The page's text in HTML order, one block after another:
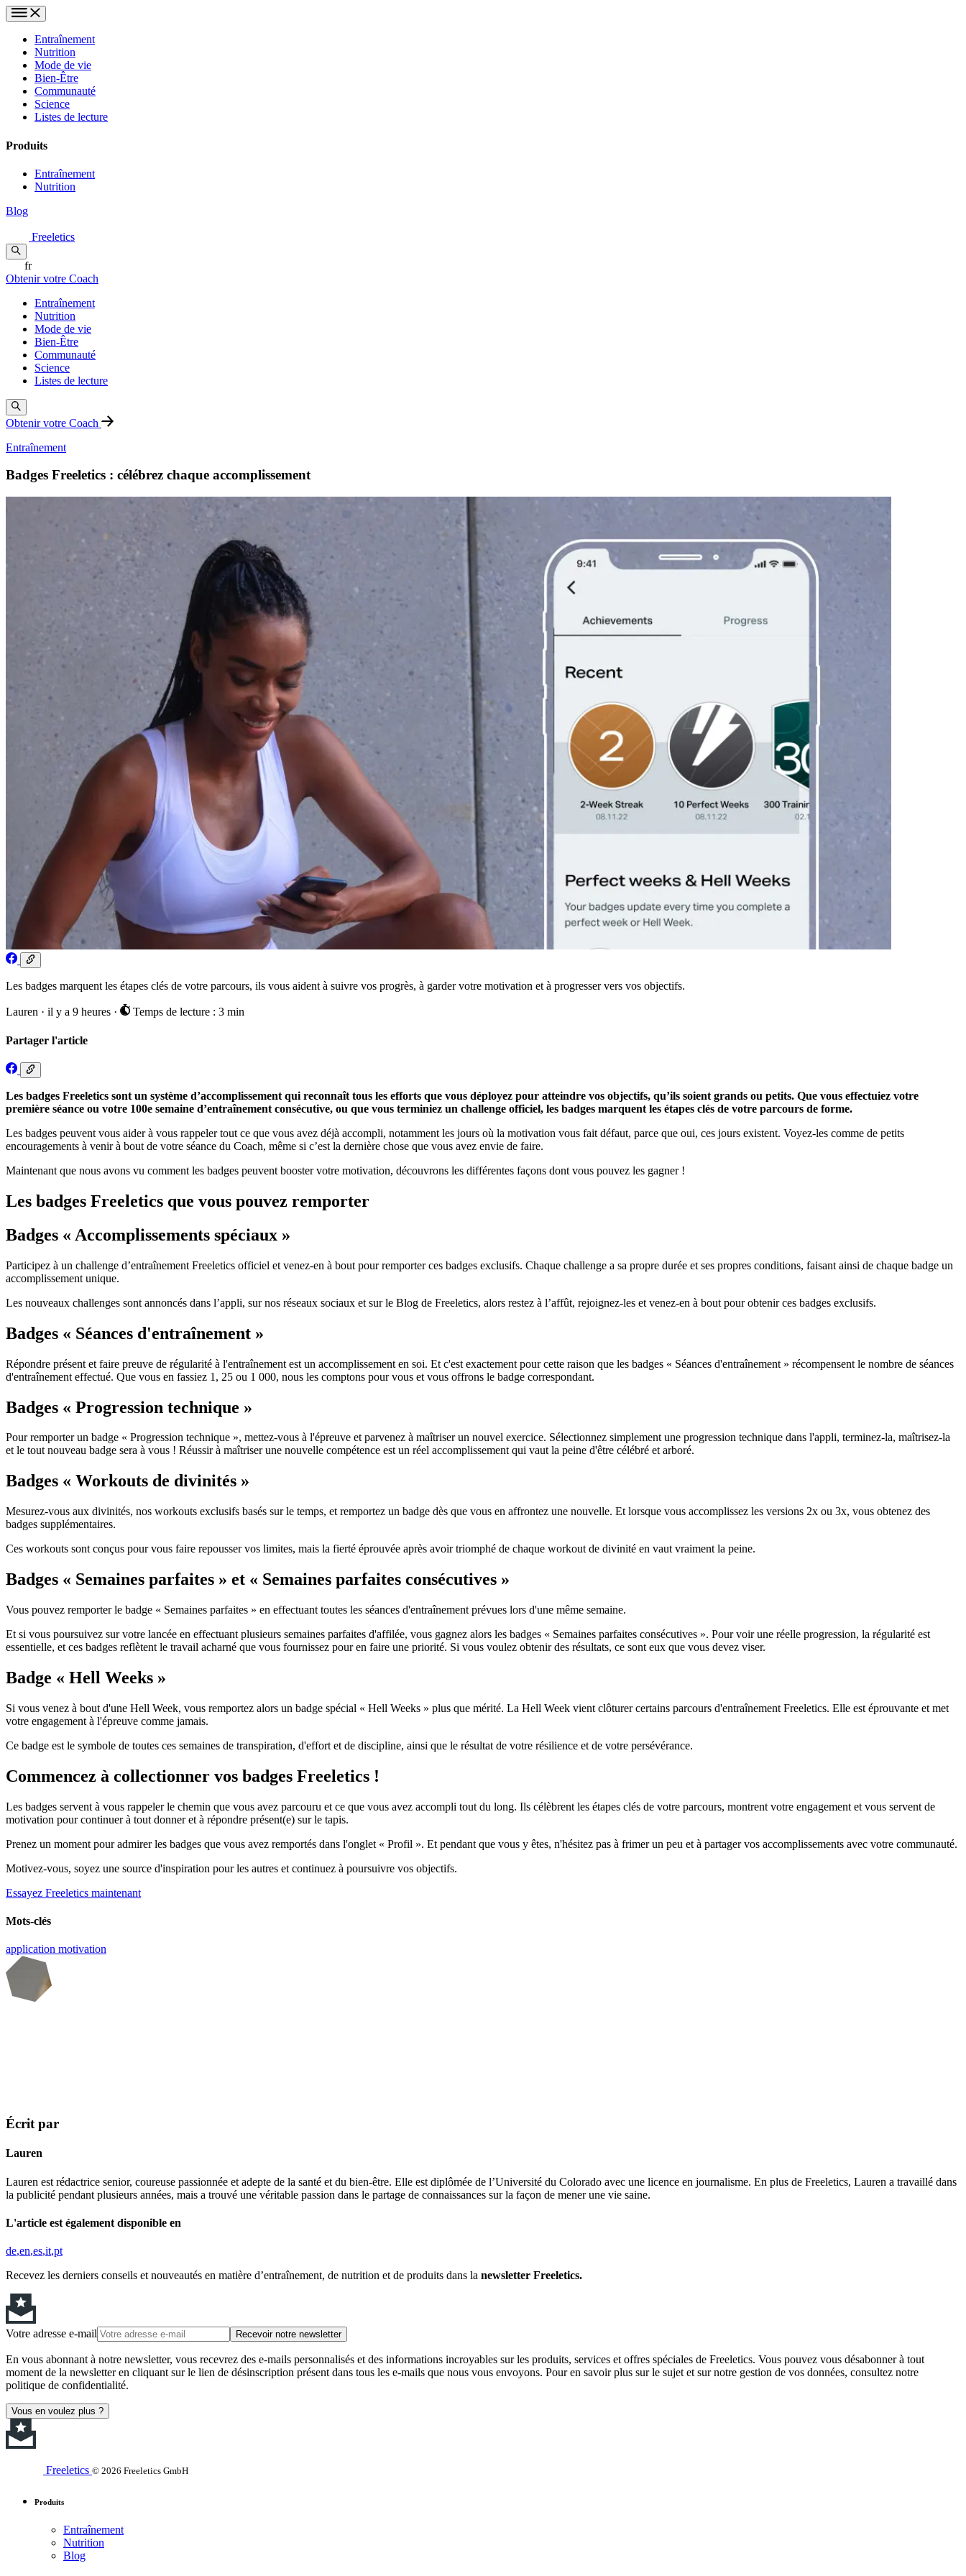
Entraînement
Nutrition
Mode de vie
Bien-Être
Communauté
Science
Listes de lecture
Produits
Entraînement
Nutrition
Blog
Freeletics
fr
Obtenir votre Coach
Entraînement
Nutrition
Mode de vie
Bien-Être
Communauté
Science
Listes de lecture
Obtenir votre Coach
Entraînement
Badges Freeletics : célébrez chaque accomplissement
Les badges marquent les étapes clés de votre parcours, ils vous aident à suivre vos progrès, à garder votre motivation et à progresser vers vos objectifs.
Lauren · il y a 9 heures · Temps de lecture : 3 min
Partager l'article
Les badges Freeletics sont un système d’accomplissement qui reconnaît tous les efforts que vous déployez pour atteindre vos objectifs, qu’ils soient grands ou petits. Que vous effectuiez votre
première séance ou votre 100e semaine d’entraînement consécutive, ou que vous terminiez un challenge officiel, les badges marquent les étapes clés de votre parcours de forme.
Les badges peuvent vous aider à vous rappeler tout ce que vous avez déjà accompli, notamment les jours où la motivation vous fait défaut, parce que oui, ces jours existent. Voyez-les comme de petits
encouragements à venir à bout de votre séance du Coach, même si c’est la dernière chose que vous avez envie de faire.
Maintenant que nous avons vu comment les badges peuvent booster votre motivation, découvrons les différentes façons dont vous pouvez les gagner !
Les badges Freeletics que vous pouvez remporter
Badges « Accomplissements spéciaux »
Participez à un challenge d’entraînement Freeletics officiel et venez-en à bout pour remporter ces badges exclusifs. Chaque challenge a sa propre durée et ses propres conditions, faisant ainsi de chaque badge un
accomplissement unique.
Les nouveaux challenges sont annoncés dans l’appli, sur nos réseaux sociaux et sur le Blog de Freeletics, alors restez à l’affût, rejoignez-les et venez-en à bout pour obtenir ces badges exclusifs.
Badges « Séances d'entraînement »
Répondre présent et faire preuve de régularité à l'entraînement est un accomplissement en soi. Et c'est exactement pour cette raison que les badges « Séances d'entraînement » récompensent le nombre de séances
d'entraînement effectué. Que vous en fassiez 1, 25 ou 1 000, nous les comptons pour vous et vous offrons le badge correspondant.
Badges « Progression technique »
Pour remporter un badge « Progression technique », mettez-vous à l'épreuve et parvenez à maîtriser un nouvel exercice. Sélectionnez simplement une progression technique dans l'appli, terminez-la, maîtrisez-la
et le tout nouveau badge sera à vous ! Réussir à maîtriser une nouvelle compétence est un réel accomplissement qui vaut la peine d'être célébré et arboré.
Badges « Workouts de divinités »
Mesurez-vous aux divinités, nos workouts exclusifs basés sur le temps, et remportez un badge dès que vous en affrontez une nouvelle. Et lorsque vous accomplissez les versions 2x ou 3x, vous obtenez des
badges supplémentaires.
Ces workouts sont conçus pour vous faire repousser vos limites, mais la fierté éprouvée après avoir triomphé de chaque workout de divinité en vaut vraiment la peine.
Badges « Semaines parfaites » et « Semaines parfaites consécutives »
Vous pouvez remporter le badge « Semaines parfaites » en effectuant toutes les séances d'entraînement prévues lors d'une même semaine.
Et si vous poursuivez sur votre lancée en effectuant plusieurs semaines parfaites d'affilée, vous gagnez alors les badges « Semaines parfaites consécutives ». Pour voir une réelle progression, la régularité est
essentielle, et ces badges reflètent le travail acharné que vous fournissez pour en faire une priorité. Si vous voulez obtenir des résultats, ce sont eux que vous devez viser.
Badge « Hell Weeks »
Si vous venez à bout d'une Hell Week, vous remportez alors un badge spécial « Hell Weeks » plus que mérité. La Hell Week vient clôturer certains parcours d'entraînement Freeletics. Elle est éprouvante et met
votre engagement à l'épreuve comme jamais.
Ce badge est le symbole de toutes ces semaines de transpiration, d'effort et de discipline, ainsi que le résultat de votre résilience et de votre persévérance.
Commencez à collectionner vos badges Freeletics !
Les badges servent à vous rappeler le chemin que vous avez parcouru et ce que vous avez accompli tout du long. Ils célèbrent les étapes clés de votre parcours, montrent votre engagement et vous servent de
motivation pour continuer à tout donner et à répondre présent(e) sur le tapis.
Prenez un moment pour admirer les badges que vous avez remportés dans l'onglet « Profil ». Et pendant que vous y êtes, n'hésitez pas à frimer un peu et à partager vos accomplissements avec votre communauté.
Motivez-vous, soyez une source d'inspiration pour les autres et continuez à poursuivre vos objectifs.
Essayez Freeletics maintenant
Mots-clés
application motivation
Écrit par
Lauren
Lauren est rédactrice senior, coureuse passionnée et adepte de la santé et du bien-être. Elle est diplômée de l’Université du Colorado avec une licence en journalisme. En plus de Freeletics, Lauren a travaillé dans
la publicité pendant plusieurs années, mais a trouvé une véritable passion dans le partage de connaissances sur la façon de mener une vie saine.
L'article est également disponible en
de en es it pt
Recevez les derniers conseils et nouveautés en matière d’entraînement, de nutrition et de produits dans la newsletter Freeletics.
Votre adresse e-mail Recevoir notre newsletter
En vous abonnant à notre newsletter, vous recevrez des e-mails personnalisés et des informations incroyables sur les produits, services et offres spéciales de Freeletics. Vous pouvez vous désabonner à tout
moment de la newsletter en cliquant sur le lien de désinscription présent dans tous les e-mails que nous vous envoyons. Pour en savoir plus sur le sujet et sur notre gestion de vos données, consultez notre
politique de confidentialité.
Vous en voulez plus ?
Freeletics © 2026 Freeletics GmbH
Produits
Entraînement
Nutrition
Blog